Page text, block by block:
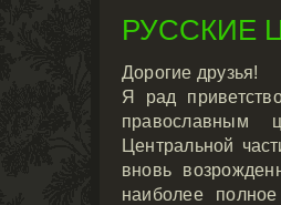
РУССКИЕ
Дорогие друзья!
Я рад
православным
Центральной
вновь
наиболее